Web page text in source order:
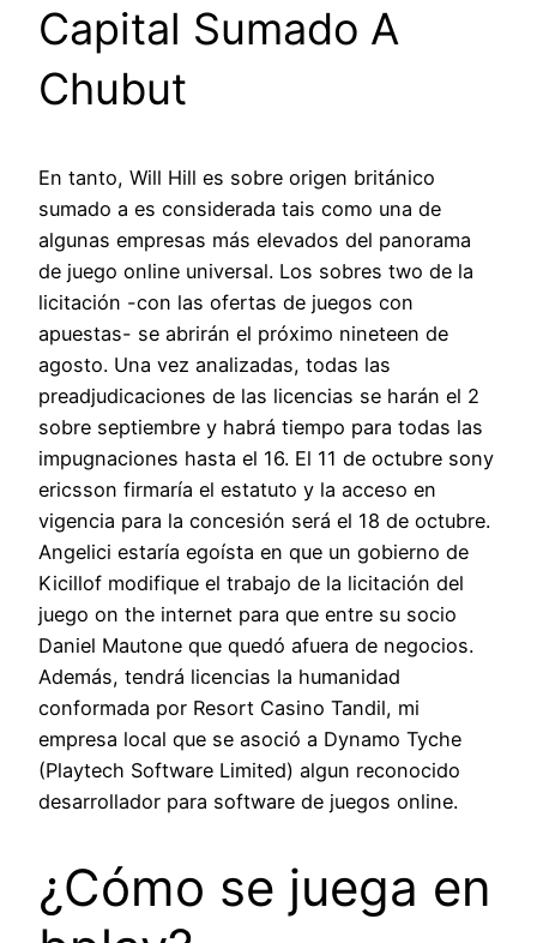
Capital Sumado A
Chubut
En tanto, Will Hill es sobre origen británico
sumado a es considerada tais como una de
algunas empresas más elevados del panorama
de juego online universal. Los sobres two de la
licitación -con las ofertas de juegos con
apuestas- se abrirán el próximo nineteen de
agosto. Una vez analizadas, todas las
preadjudicaciones de las licencias se harán el 2
sobre septiembre y habrá tiempo para todas las
impugnaciones hasta el 16. El 11 de octubre sony
ericsson firmaría el estatuto y la acceso en
vigencia para la concesión será el 18 de octubre.
Angelici estaría egoísta en que un gobierno de
Kicillof modifique el trabajo de la licitación del
juego on the internet para que entre su socio
Daniel Mautone que quedó afuera de negocios.
Además, tendrá licencias la humanidad
conformada por Resort Casino Tandil, mi
empresa local que se asoció a Dynamo Tyche
(Playtech Software Limited) algun reconocido
desarrollador para software de juegos online.
¿Cómo se juega en